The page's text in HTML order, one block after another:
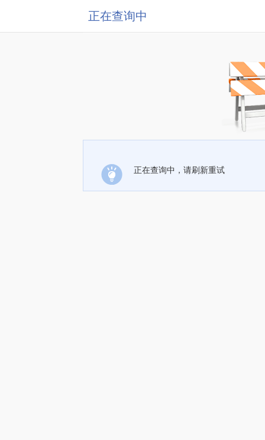
正在查询中
正在查询中，请刷新重试